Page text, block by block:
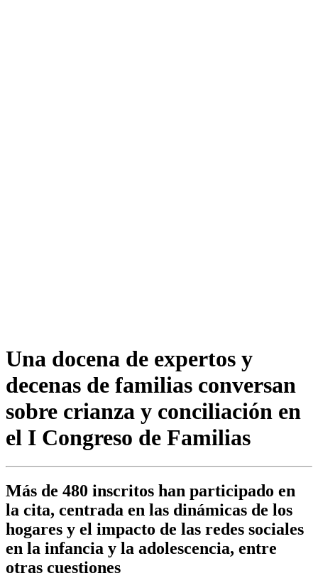
Una docena de expertos y
decenas de familias conversan
sobre crianza y conciliación en
el I Congreso de Familias
Más de 480 inscritos han participado en
la cita, centrada en las dinámicas de los
hogares y el impacto de las redes sociales
en la infancia y la adolescencia, entre
otras cuestiones